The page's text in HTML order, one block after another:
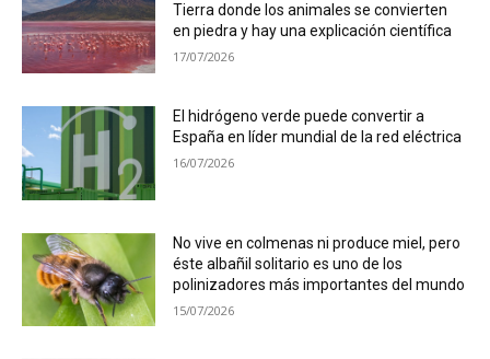
Tierra donde los animales se convierten
en piedra y hay una explicación científica
17/07/2026
El hidrógeno verde puede convertir a
España en líder mundial de la red eléctrica
16/07/2026
No vive en colmenas ni produce miel, pero
éste albañil solitario es uno de los
polinizadores más importantes del mundo
15/07/2026